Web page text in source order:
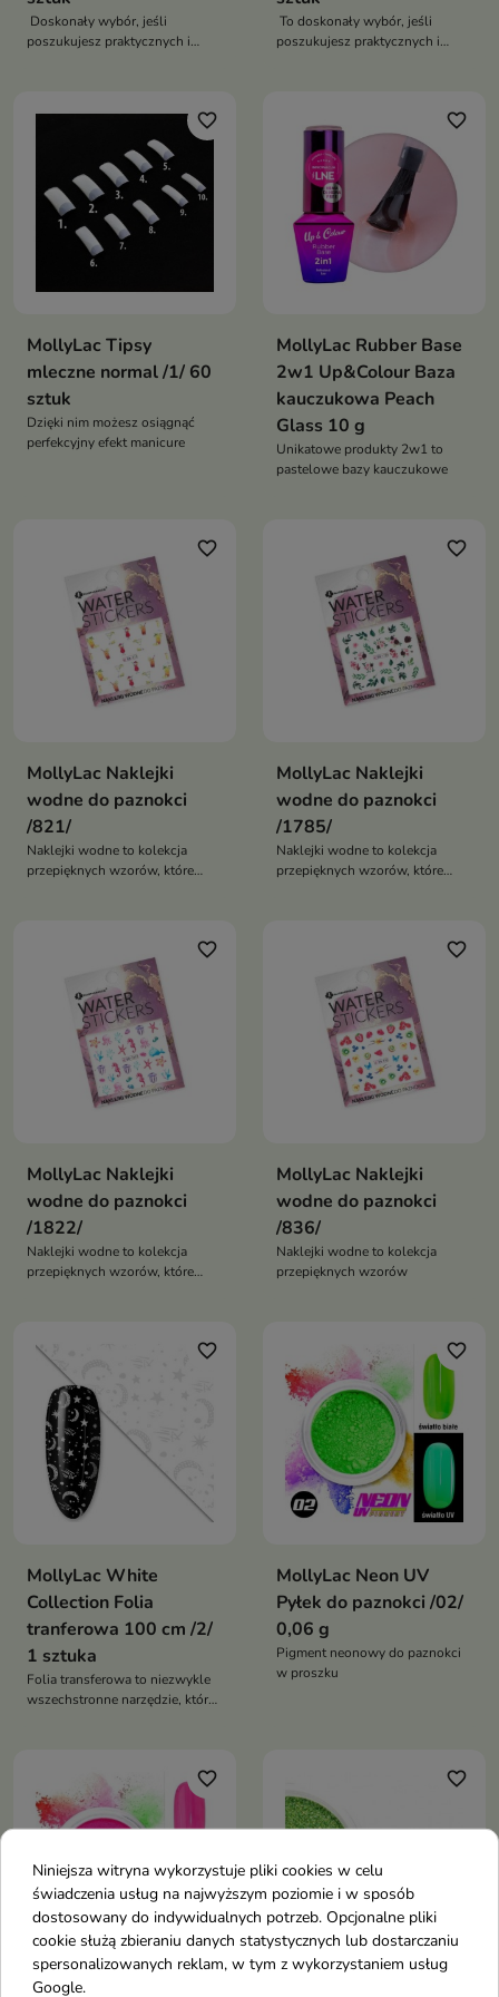
Doskonały wybór, jeśli
poszukujesz praktycznych i
To doskonały wybór, jeśli
poszukujesz praktycznych i
favorite_border
MollyLac Tipsy
mleczne normal /1/ 60
sztuk
Dzięki nim możesz osiągnąć
perfekcyjny efekt manicure
favorite_border
MollyLac Rubber Base
2w1 Up&Colour Baza
kauczukowa Peach
Glass 10 g
Unikatowe produkty 2w1 to
pastelowe bazy kauczukowe
favorite_border
MollyLac Naklejki
wodne do paznokci
/821/
Naklejki wodne to kolekcja
przepięknych wzorów, które
favorite_border
MollyLac Naklejki
wodne do paznokci
/1785/
Naklejki wodne to kolekcja
przepięknych wzorów, które
favorite_border
MollyLac Naklejki
wodne do paznokci
/1822/
Naklejki wodne to kolekcja
przepięknych wzorów, które
favorite_border
MollyLac Naklejki
wodne do paznokci
/836/
Naklejki wodne to kolekcja
przepięknych wzorów
favorite_border
MollyLac White
Collection Folia
tranferowa 100 cm /2/
1 sztuka
Folia transferowa to niezwykle
wszechstronne narzędzie, które
favorite_border
MollyLac Neon UV
Pyłek do paznokci /02/
0,06 g
Pigment neonowy do paznokci
w proszku
favorite_border favorite_border
Niniejsza witryna wykorzystuje pliki cookies w celu
świadczenia usług na najwyższym poziomie i w sposób
dostosowany do indywidualnych potrzeb. Opcjonalne pliki
cookie służą zbieraniu danych statystycznych lub dostarczaniu
spersonalizowanych reklam, w tym z wykorzystaniem usług
Google.